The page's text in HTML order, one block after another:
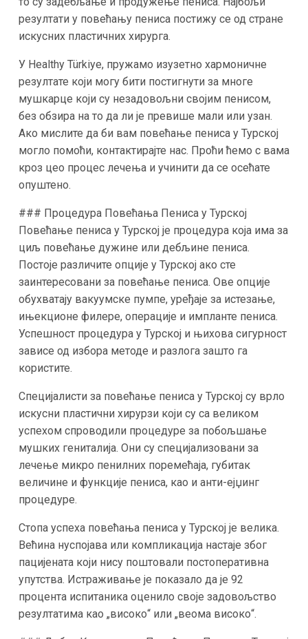
резултати у повећању пениса постижу се од стране
искусних пластичних хирурга.
У Healthy Türkiye, пружамо изузетно хармоничне
резултате који могу бити постигнути за многе
мушкарце који су незадовољни својим пенисом,
без обзира на то да ли је превише мали или узан.
Ако мислите да би вам повећање пениса у Турској
могло помоћи, контактирајте нас. Проћи ћемо с вама
кроз цео процес лечења и учинити да се осећате
опуштено.
### Процедура Повећања Пениса у Турској
Повећање пениса у Турској је процедура која има за
циљ повећање дужине или дебљине пениса.
Постоје различите опције у Турској ако сте
заинтересовани за повећање пениса. Ове опције
обухватају вакуумске пумпе, уређаје за истезање,
ињекционе филере, операције и импланте пениса.
Успешност процедура у Турској и њихова сигурност
зависе од избора методе и разлога зашто га
користите.
Специјалисти за повећање пениса у Турској су врло
искусни пластични хирурзи који су са великом
успехом спроводили процедуре за побољшање
мушких гениталија. Они су специјализовани за
лечење микро пенилних поремећаја, губитак
величине и функције пениса, као и анти-ејџинг
процедуре.
Стопа успеха повећања пениса у Турској је велика.
Већина нуспојава или компликација настаје због
пацијената који нису поштовали постоперативна
упутства. Истраживање је показало да је 92
процента испитаника оценило своје задовољство
резултатима као „високо“ или „веома високо“.